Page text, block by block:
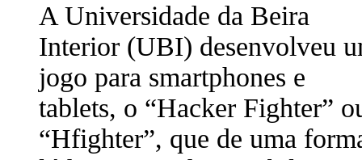
A Universidade da Beira
Interior (UBI) desenvolveu
jogo para smartphones e
tablets, o “Hacker Fighter”
“Hfighter”, que de uma